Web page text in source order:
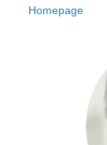
Homepage